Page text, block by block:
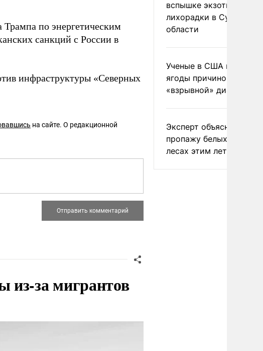
по энергетическим
санкций с России в
инфраструктуры «Северных
на сайте. О редакционной
из-за мигрантов
вспышке экзотической
лихорадки в Сумской
области
Ученые в США назвали
ягоды причиной
«взрывной» диареи
Эксперт объяснил
пропажу белых грибов
лесах этим летом